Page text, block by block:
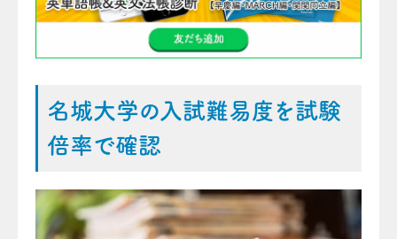
名城大学の入試難易度を試験
倍率で確認